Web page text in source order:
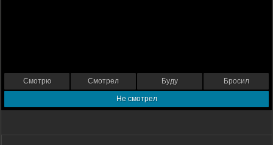
Смотрю Смотрел Буду Бросил
Не смотрел